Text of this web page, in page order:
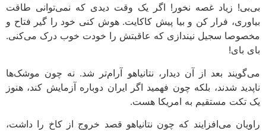
بی‌بی! زیاد غصه نخور! اگر یک وقت دیدی که نمی‌توانی طاقت
بیاوری، فرار کن و بیا پیش کاکایت. هوش کنی خود را گیر فتاح و
مخصوصا سجیل نیندازی که عاقبتش را خودت خوب درک می‌کنی.
بای بای!
می‌گویند بعد از آن دیدار، نتانیاهو آرام‌تر شد. نه چون موشک‌ها
ناپدید شدند، بلکه چون فهمید اگر ایران دوباره آزمایش کند، هنوز
یک تکت مستقیم به امریکا هست.
راویان می‌افزایند که چون نتانیاهو قصد خروج از کاخ را داشت،